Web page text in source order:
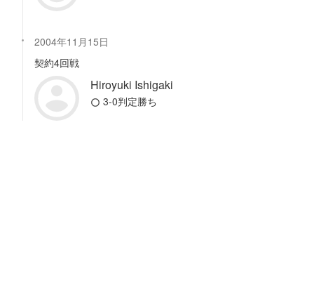
2004年11月15日
契約4回戦
Hiroyuki Ishigaki
3-0判定勝ち